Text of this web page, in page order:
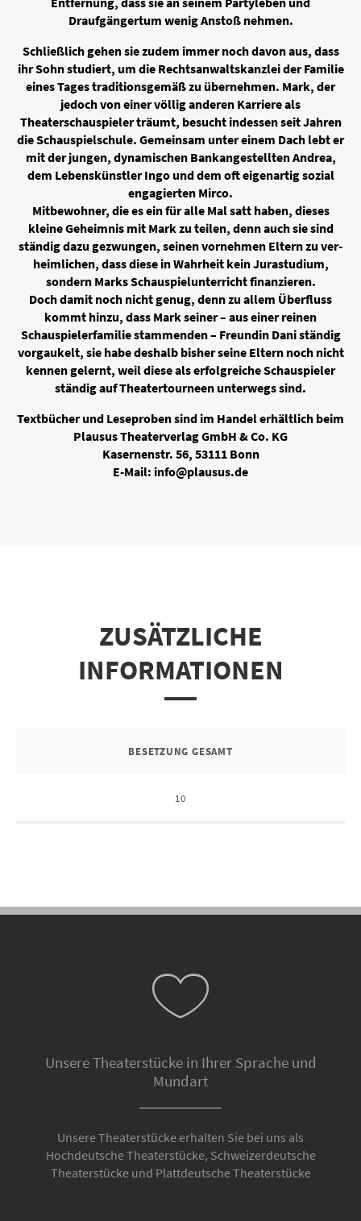
Draufgängertum wenig Anstoß nehmen.
Schließlich gehen sie zudem immer noch davon aus, dass
ihr Sohn studiert, um die Rechtsanwaltskanzlei der Familie
eines Tages traditionsgemäß zu übernehmen. Mark, der
jedoch von einer völlig anderen Karriere als
Theaterschauspieler träumt, besucht indessen seit Jahren
die Schauspielschule. Gemeinsam unter einem Dach lebt er
mit der jungen, dynamischen Bankangestellten Andrea,
dem Lebenskünstler Ingo und dem oft eigenartig sozial
engagierten Mirco.
Mitbewohner, die es ein für alle Mal satt haben, dieses
kleine Geheimnis mit Mark zu teilen, denn auch sie sind
ständig dazu gezwungen, seinen vornehmen Eltern zu ver-
heimlichen, dass diese in Wahrheit kein Jurastudium,
sondern Marks Schauspielunterricht finanzieren.
Doch damit noch nicht genug, denn zu allem Überfluss
kommt hinzu, dass Mark seiner – aus einer reinen
Schauspielerfamilie stammenden – Freundin Dani ständig
vorgaukelt, sie habe deshalb bisher seine Eltern noch nicht
kennen gelernt, weil diese als erfolgreiche Schauspieler
ständig auf Theatertourneen unterwegs sind.
Textbücher und Leseproben sind im Handel erhältlich beim
Plausus Theaterverlag GmbH & Co. KG
Kasernenstr. 56, 53111 Bonn
E-Mail: info@plausus.de
ZUSÄTZLICHE
INFORMATIONEN
BESETZUNG GESAMT
10
Unsere Theaterstücke in Ihrer Sprache und
Mundart
Unsere Theaterstücke erhalten Sie bei uns als
Hochdeutsche Theaterstücke, Schweizerdeutsche
Theaterstücke und Plattdeutsche Theaterstücke